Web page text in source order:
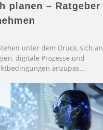
planen – Ratgeber
unter dem Druck, sich an
digitale Prozesse und
anzupas...